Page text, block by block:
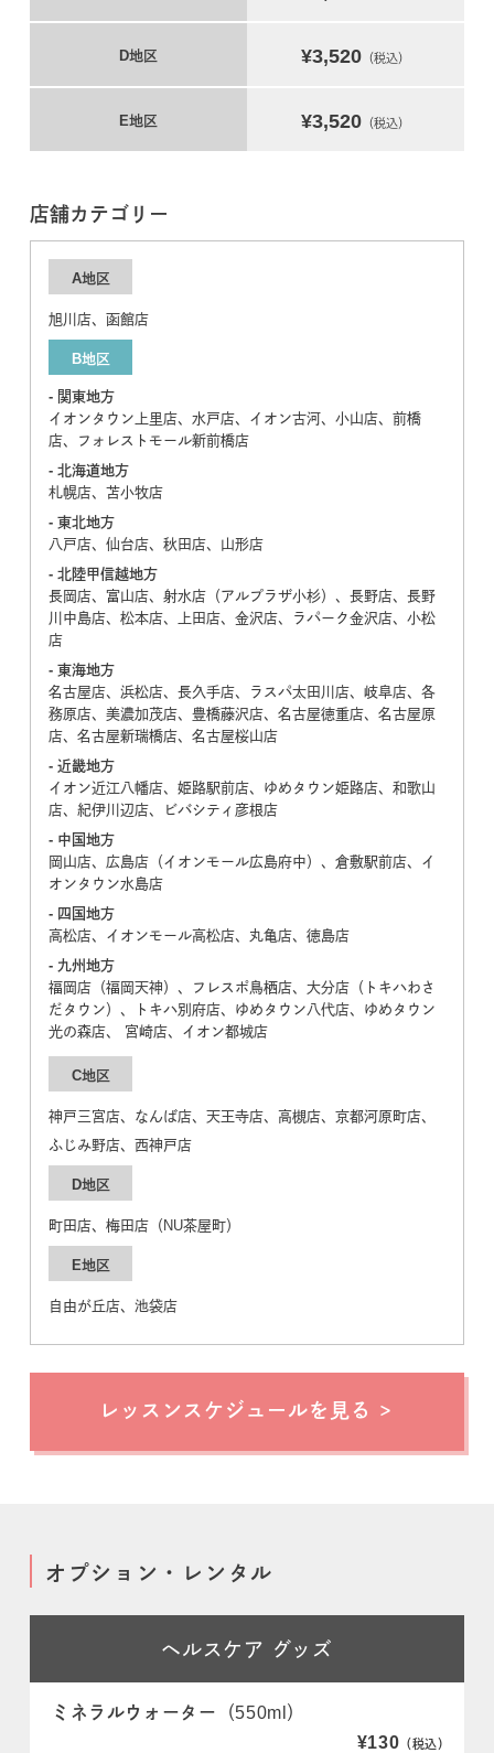
D地区 ¥3,520 （税込）
E地区 ¥3,520 （税込）
店舗カテゴリー
A地区
旭川店、函館店
B地区
- 関東地方
イオンタウン上里店、水戸店、イオン古河、小山店、前橋
店、フォレストモール新前橋店
- 北海道地方
札幌店、苫小牧店
- 東北地方
八戸店、仙台店、秋田店、山形店
- 北陸甲信越地方
長岡店、富山店、射水店（アルプラザ小杉）、長野店、長野
川中島店、松本店、上田店、金沢店、ラパーク金沢店、小松
店
- 東海地方
名古屋店、浜松店、長久手店、ラスパ太田川店、岐阜店、各
務原店、美濃加茂店、豊橋藤沢店、名古屋徳重店、名古屋原
店、名古屋新瑞橋店、名古屋桜山店
- 近畿地方
イオン近江八幡店、姫路駅前店、ゆめタウン姫路店、和歌山
店、紀伊川辺店、ビバシティ彦根店
- 中国地方
岡山店、広島店（イオンモール広島府中）、倉敷駅前店、イ
オンタウン水島店
- 四国地方
高松店、イオンモール高松店、丸亀店、徳島店
- 九州地方
福岡店（福岡天神）、フレスポ鳥栖店、大分店（トキハわさ
だタウン）、トキハ別府店、ゆめタウン八代店、ゆめタウン
光の森店、 宮崎店、イオン都城店
C地区
神戸三宮店、なんば店、天王寺店、高槻店、京都河原町店、
ふじみ野店、西神戸店
D地区
町田店、梅田店（NU茶屋町）
E地区
自由が丘店、池袋店
レッスンスケジュールを見る
オプション・レンタル
ヘルスケア グッズ
ミネラルウォーター （550ml）
¥130 （税込）